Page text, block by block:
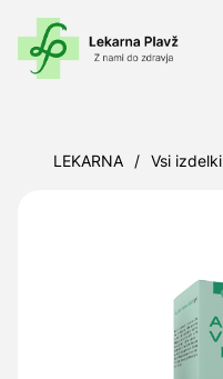
LEKARNA / Vsi izdelki